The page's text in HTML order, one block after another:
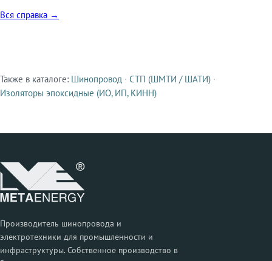
Вся справка →
Смежные продукты
Также в каталоге: Шинопровод · СТП (ШМТИ / ШАТИ) ·
Изоляторы эпоксидные (ИО, ИП, КИНН)
Производитель шинопровода и
электротехники для промышленности и
инфраструктуры. Собственное производство в